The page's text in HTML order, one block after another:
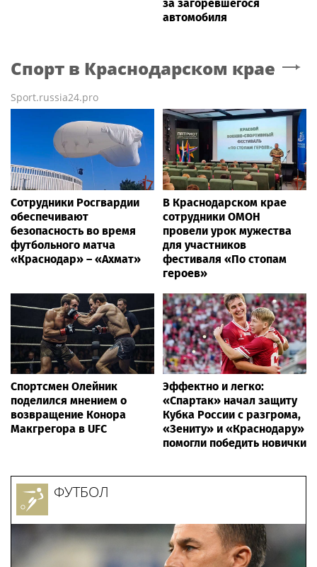
за загоревшегося
автомобиля
Спорт в Краснодарском крае
Sport.russia24.pro
Сотрудники Росгвардии
обеспечивают
безопасность во время
футбольного матча
«Краснодар» – «Ахмат»
В Краснодарском крае
сотрудники ОМОН
провели урок мужества
для участников
фестиваля «По стопам
героев»
Спортсмен Олейник
поделился мнением о
возвращение Конора
Макгрегора в UFC
Эффектно и легко:
«Спартак» начал защиту
Кубка России с разгрома,
«Зениту» и «Краснодару»
помогли победить новички
ФУТБОЛ